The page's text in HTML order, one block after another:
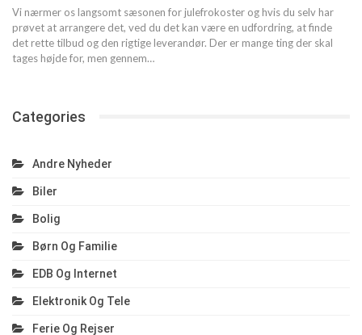
Vi nærmer os langsomt sæsonen for julefrokoster og hvis du selv har
prøvet at arrangere det, ved du det kan være en udfordring, at finde
det rette tilbud og den rigtige leverandør. Der er mange ting der skal
tages højde for, men gennem…
Categories
Andre Nyheder
Biler
Bolig
Børn Og Familie
EDB Og Internet
Elektronik Og Tele
Ferie Og Rejser